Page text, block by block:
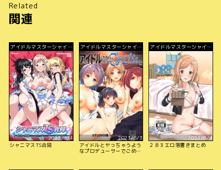
Related
関連
アイドルマスターシャイニ
ーカラーズ
2023/8/4
シャニマスTS合同
アイドルマスターシャイニ
ーカラーズ
2023/8/3
アイドルとヤっちゃうよう
なプロデューサーでごめん
アイドルマスターシャイニ
ーカラーズ
2023/8/4
２８３エロ落書きまとめ